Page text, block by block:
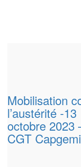
Mobilisation
l’austérité -13
octobre 2023
CGT